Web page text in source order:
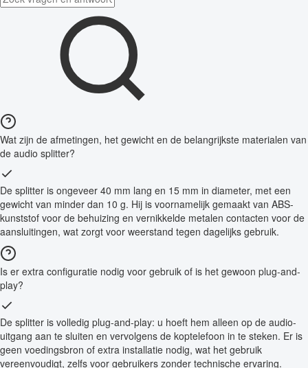
Wat zijn de afmetingen, het gewicht en de belangrijkste materialen van
de audio splitter?
De splitter is ongeveer 40 mm lang en 15 mm in diameter, met een
gewicht van minder dan 10 g. Hij is voornamelijk gemaakt van ABS-
kunststof voor de behuizing en vernikkelde metalen contacten voor de
aansluitingen, wat zorgt voor weerstand tegen dagelijks gebruik.
Is er extra configuratie nodig voor gebruik of is het gewoon plug-and-
play?
De splitter is volledig plug-and-play: u hoeft hem alleen op de audio-
uitgang aan te sluiten en vervolgens de koptelefoon in te steken. Er is
geen voedingsbron of extra installatie nodig, wat het gebruik
vereenvoudigt, zelfs voor gebruikers zonder technische ervaring.